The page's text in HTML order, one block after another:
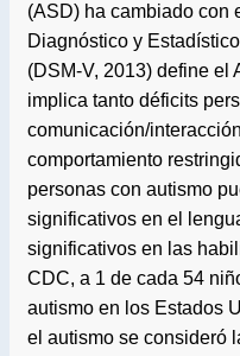
(ASD) ha cambiado con
Diagnóstico y
(DSM-V, 2013) define el
implica tanto déficits
comunicación/
comportamiento
personas con autismo
significativos en el
significativos en las
CDC, a 1 de cada 54
autismo en los Estados
el autismo se consideró